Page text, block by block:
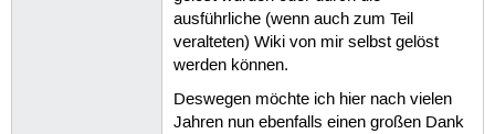
ausführliche (wenn auch zum Teil
veralteten) Wiki von mir selbst gelöst
werden können.
Deswegen möchte ich hier nach vielen
Jahren nun ebenfalls einen großen Dank